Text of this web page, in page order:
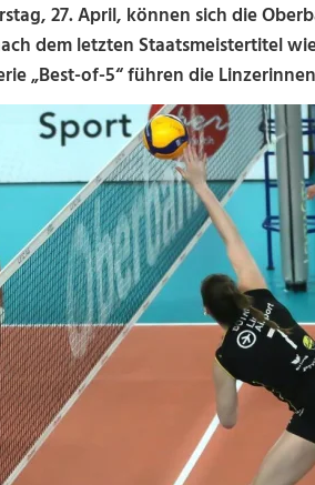
27. April, können sich die
dem letzten Staatsmeistertitel
„Best-of-5“ führen die